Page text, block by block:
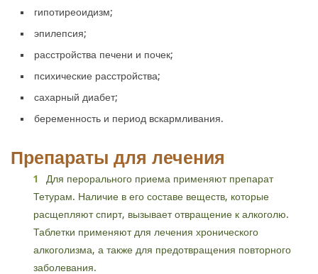
гипотиреоидизм;
эпилепсия;
расстройства печени и почек;
психические расстройства;
сахарный диабет;
беременность и период вскармливания.
Препараты для лечения
Для перорального приема применяют препарат
Тетурам. Наличие в его составе веществ, которые
расщепляют спирт, вызывает отвращение к алкоголю.
Таблетки применяют для лечения хронического
алкоголизма, а также для предотвращения повторного
заболевания.